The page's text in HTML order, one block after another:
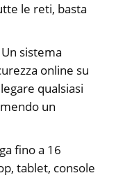
le reti, basta
sistema
online su
qualsiasi
un
fino a 16
tablet, console